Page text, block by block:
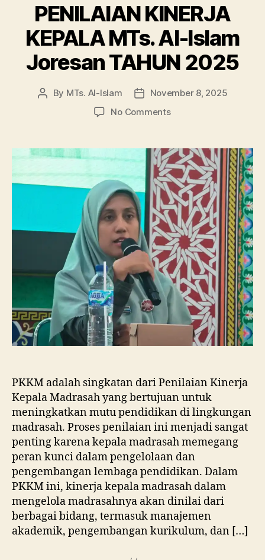
PENILAIAN KINERJA
KEPALA MTs. Al-Islam
Joresan TAHUN 2025
Post
By MTs. Al-Islam
PostNovember 8, 2025
No Commentson
KEPALA
MTs.
Al-
Islam
Joresan
TAHUN
2025
PKKM adalah singkatan dari Penilaian Kinerja
Kepala Madrasah yang bertujuan untuk
meningkatkan mutu pendidikan di lingkungan
madrasah. Proses penilaian ini menjadi sangat
penting karena kepala madrasah memegang
peran kunci dalam pengelolaan dan
pengembangan lembaga pendidikan. Dalam
PKKM ini, kinerja kepala madrasah dalam
mengelola madrasahnya akan dinilai dari
berbagai bidang, termasuk manajemen
akademik, pengembangan kurikulum, dan […]